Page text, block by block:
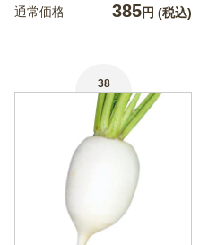
通常価格 385円 (税込)
38